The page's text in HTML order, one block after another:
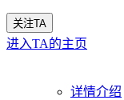
关注TA
进入TA的主页
详情介绍